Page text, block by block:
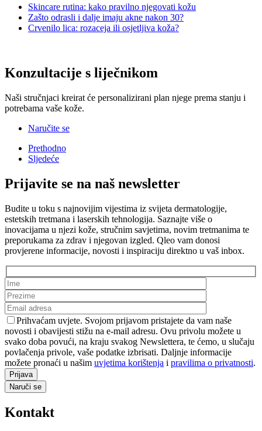
Skincare rutina: kako pravilno njegovati kožu
Zašto odrasli i dalje imaju akne nakon 30?
Crvenilo lica: rozaceja ili osjetljiva koža?
Konzultacije s liječnikom
Naši stručnjaci kreirat će personalizirani plan njege prema stanju i
potrebama vaše kože.
Naručite se
Prethodno
Sljedeće
Prijavite se na naš newsletter
Budite u toku s najnovijim vijestima iz svijeta dermatologije,
estetskih tretmana i laserskih tehnologija. Saznajte više o
inovacijama u njezi kože, stručnim savjetima, novim tretmanima te
preporukama za zdrav i njegovan izgled. Qleo vam donosi
provjerene informacije, novosti i inspiraciju direktno u vaš inbox.
Prihvaćam uvjete. Svojom prijavom pristajete da vam naše
novosti i obavijesti stižu na e-mail adresu. Ovu privolu možete u
svako doba povući, na kraju svakog Newslettera, te ćemo, u slučaju
povlačenja privole, vaše podatke izbrisati. Daljnje informacije
možete pronaći u našim uvjetima korištenja i pravilima o privatnosti.
Naruči se
Kontakt